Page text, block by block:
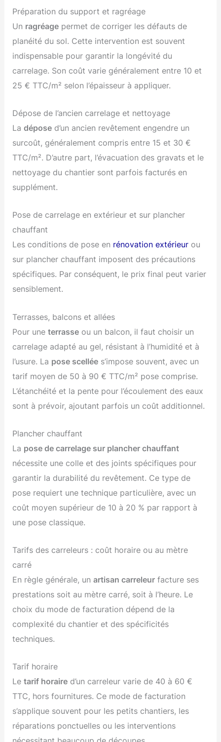
Préparation du support et ragréage
Un ragréage permet de corriger les défauts de
planéité du sol. Cette intervention est souvent
indispensable pour garantir la longévité du
carrelage. Son coût varie généralement entre 10 et
25 € TTC/m² selon l’épaisseur à appliquer.
Dépose de l’ancien carrelage et nettoyage
Ladépose d’un ancien revêtement engendre un
surcoût, généralement compris entre 15 et 30 €
TTC/m². D’autre part, l’évacuation des gravats et le
nettoyage du chantier sont parfois facturés en
supplément.
Pose de carrelage en extérieur et sur plancher
chauffant
Les conditions de pose en rénovation extérieur ou
sur plancher chauffant imposent des précautions
spécifiques. Par conséquent, le prix final peut varier
sensiblement.
Terrasses, balcons et allées
Pour uneterrasse ou un balcon, il faut choisir un
carrelage adapté au gel, résistant à l’humidité et à
l’usure. La pose scellée s’impose souvent, avec un
tarif moyen de 50 à 90 € TTC/m² pose comprise.
L’étanchéité et la pente pour l’écoulement des eaux
sont à prévoir, ajoutant parfois un coût additionnel.
Plancher chauffant
La pose de carrelage sur plancher chauffant
nécessite une colle et des joints spécifiques pour
garantir la durabilité du revêtement. Ce type de
pose requiert une technique particulière, avec un
coût moyen supérieur de 10 à 20 % par rapport à
une pose classique.
Tarifs des carreleurs : coût horaire ou au mètre
carré
En règle générale, unartisan carreleur facture ses
prestations soit au mètre carré, soit à l’heure. Le
choix du mode de facturation dépend de la
complexité du chantier et des spécificités
techniques.
Tarif horaire
Letarif horaire d’un carreleur varie de 40 à 60 €
TTC, hors fournitures. Ce mode de facturation
s’applique souvent pour les petits chantiers, les
réparations ponctuelles ou les interventions